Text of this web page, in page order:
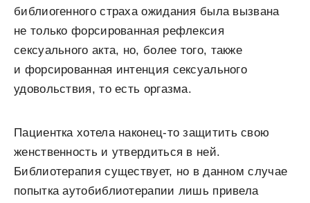
библиогенного страха ожидания была вызвана
не только форсированная рефлексия
сексуального акта, но, более того, также
и форсированная интенция сексуального
удовольствия, то есть оргазма.
Пациентка хотела наконец-то защитить свою
женственность и утвердиться в ней.
Библиотерапия существует, но в данном случае
попытка аутобиблиотерапии лишь привела